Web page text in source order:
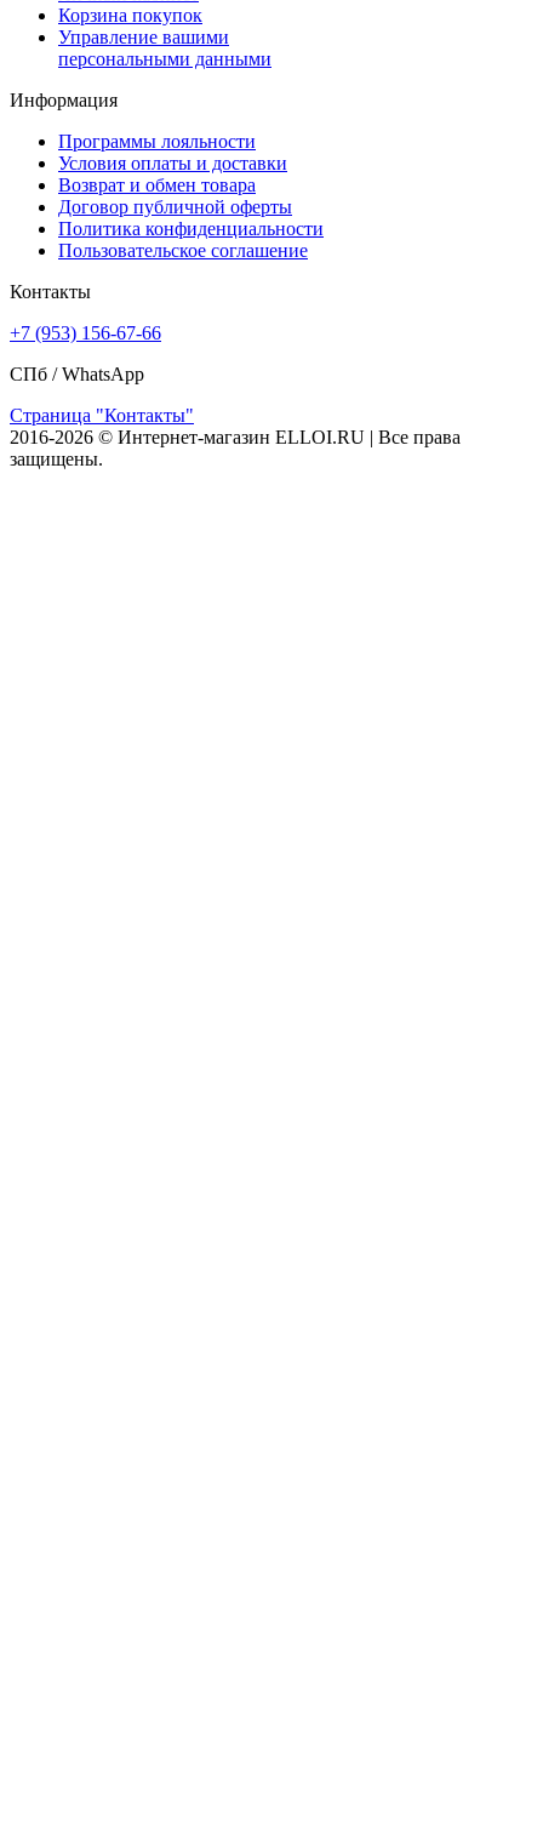
Корзина покупок
Управление вашими
персональными данными
Информация
Программы лояльности
Условия оплаты и доставки
Возврат и обмен товара
Договор публичной оферты
Политика конфиденциальности
Пользовательское соглашение
Контакты
+7 (953) 156-67-66
СПб /WhatsApp
Страница "Контакты"
2016-2026 © Интернет-магазин ELLOI.RU | Все права
защищены.